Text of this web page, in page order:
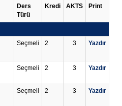
Ders
Türü
Kredi AKTS Print
Seçmeli 2 3 Yazdır
Seçmeli 2 3 Yazdır
Seçmeli 2 3 Yazdır